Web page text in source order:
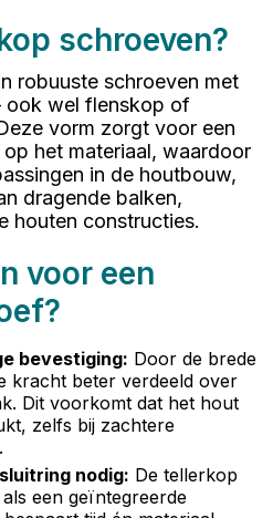
schroeven?
robuuste schroeven met
ook wel flenskop of
vorm zorgt voor een
het materiaal, waardoor
in de houtbouw,
dragende balken,
houten constructies.
voor een
bevestiging: Door de brede
kracht beter verdeeld over
Dit voorkomt dat het hout
zelfs bij zachtere
nodig: De tellerkop
een geïntegreerde